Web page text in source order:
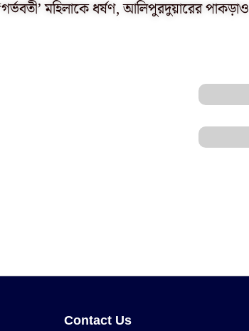
মহিলাকে ধর্ষণ, আলিপুরদুয়ারের পাকড়াও
Contact Us